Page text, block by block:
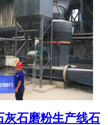
灰石磨粉生产线石